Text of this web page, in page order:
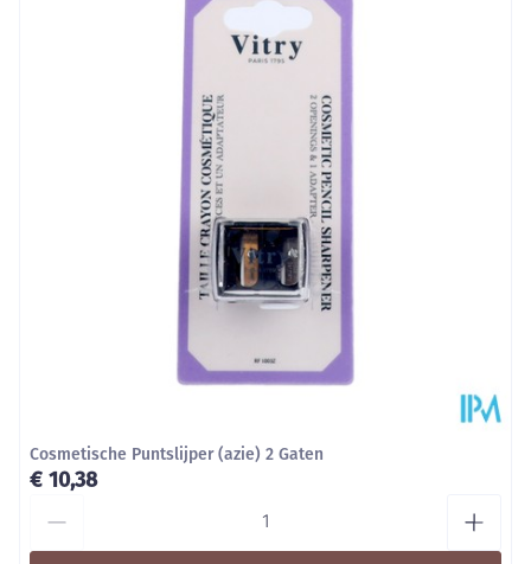
Kamertemperatuur (15°C - 25°C)
Cosmetische Puntslijper (azie) 2 Gaten
€ 10,38